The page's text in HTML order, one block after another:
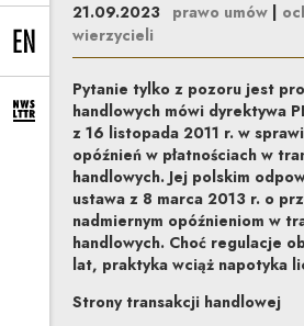
Change language to EN
rozwiń formularz zapisu na newsletter
21.09.2023 prawo umów|
wierzycieli
Pytanie tylko z pozoru jest
handlowych mówi dyrektywa
z 16 listopada 2011 r. w
opóźnień w płatnościach w
handlowych. Jej polskim
ustawa z 8 marca 2013 r. o
nadmiernym opóźnieniom w
handlowych. Choć regulacje
lat, praktyka wciąż napotyka
Strony transakcji handlowej